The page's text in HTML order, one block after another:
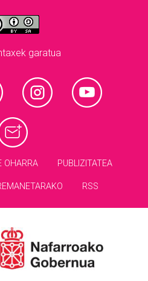
garatua
OHARRA PUBLIZITATEA
RSS